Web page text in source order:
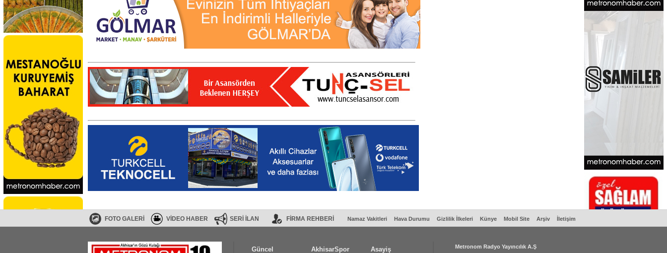
FOTO GALERİ VİDEO HABER SERİ İLAN FİRMA REHBERİ İletişim
Arşiv
Mobil Site
Künye
Gizlilik İlkeleri
Hava Durumu
Namaz Vakitleri
Metronom Radyo Yayıncılık A.Ş
Güncel AkhisarSpor Asayiş